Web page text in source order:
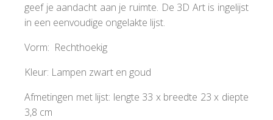
geef je aandacht aan je ruimte. De 3D Art is ingelijst
in een eenvoudige ongelakte lijst.
Vorm: Rechthoekig
Kleur: Lampen zwart en goud
Afmetingen met lijst: lengte 33 x breedte 23 x diepte
3,8 cm